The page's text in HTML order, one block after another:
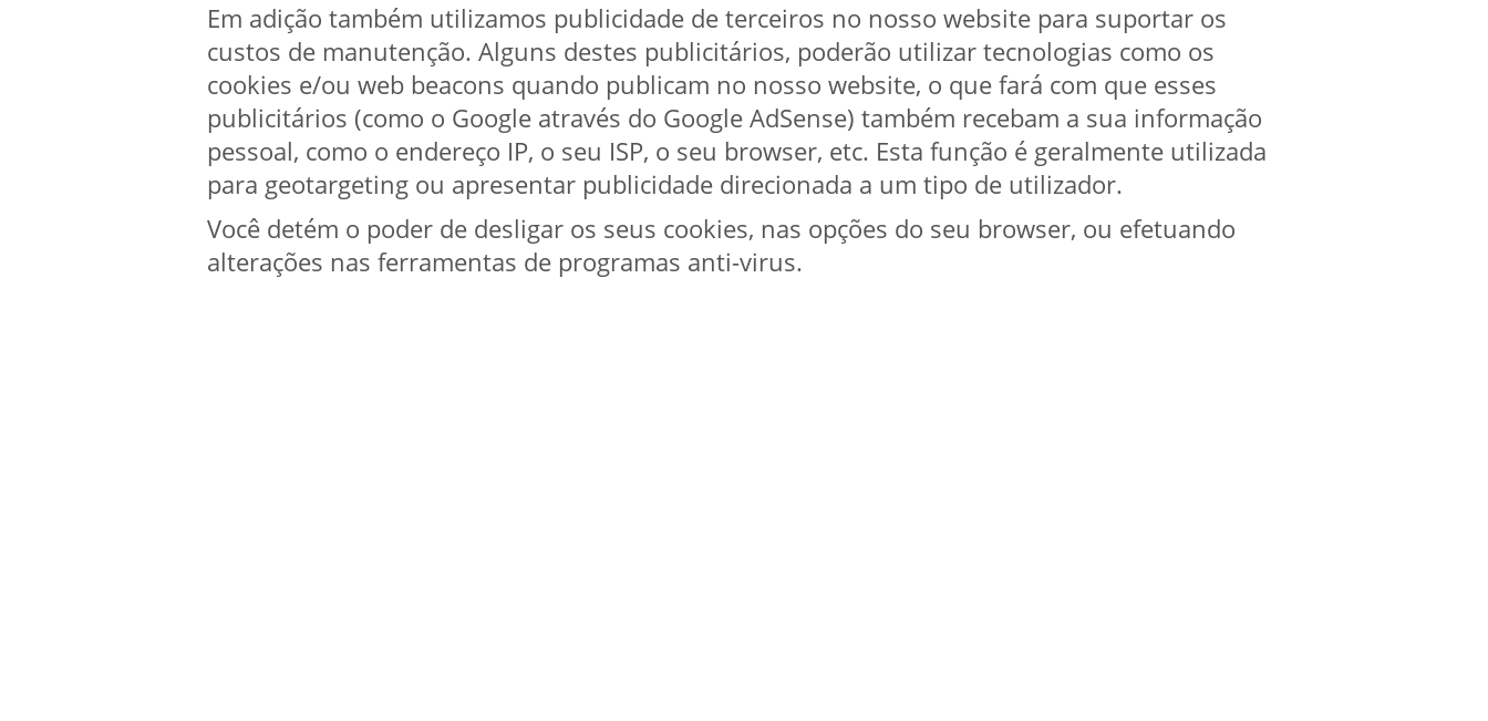
Em adição também utilizamos publicidade de terceiros no nosso website para suportar os
custos de manutenção. Alguns destes publicitários, poderão utilizar tecnologias como os
cookies e/ou web beacons quando publicam no nosso website, o que fará com que esses
publicitários (como o Google através do Google AdSense) também recebam a sua informação
pessoal, como o endereço IP, o seu ISP, o seu browser, etc. Esta função é geralmente utilizada
para geotargeting ou apresentar publicidade direcionada a um tipo de utilizador.
Você detém o poder de desligar os seus cookies, nas opções do seu browser, ou efetuando
alterações nas ferramentas de programas anti-virus.